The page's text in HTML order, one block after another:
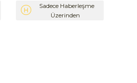
Sadece Haberleşme
Üzerinden